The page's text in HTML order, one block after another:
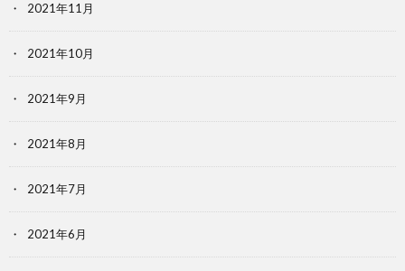
2021年11月
2021年10月
2021年9月
2021年8月
2021年7月
2021年6月